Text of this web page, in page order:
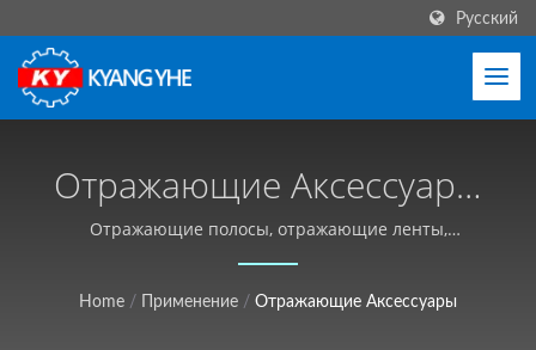
Русский
Отражающие Аксессуары
Машина И
Производственные
Отражающие полосы, отражающие ленты,
отражающие ремни | Оборудование для узких
Yhe (KY)
Home / Применение / Отражающие Аксессуары